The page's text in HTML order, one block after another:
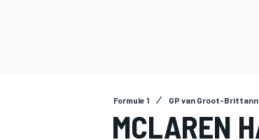
Formule 1 GP van Groot-
MCLAREN